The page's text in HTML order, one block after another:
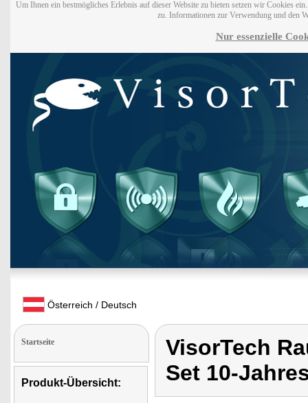
Um Ihnen ein bestmögliches Erlebnis auf dieser Website zu bieten setzen wir Cookies
zu. Informationen zur Verwendung und den
Nur essenzielle
Österreich / Deutsch
Startseite
Produkt-Übersicht:
VisorTech
Set 10-